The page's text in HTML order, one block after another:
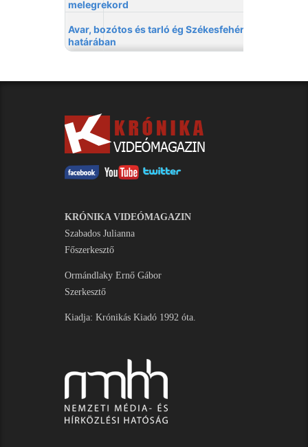
KRÓNIKA VIDEÓMAGAZIN
Szabados Julianna
Főszerkesztő
Ormándlaky Ernő Gábor
Szerkesztő
Kiadja: Krónikás Kiadó 1992 óta.